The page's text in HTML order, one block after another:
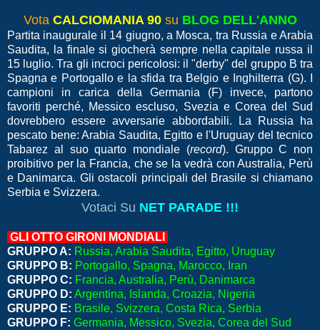
Vota CALCIOMANIA 90 su BLOG DELL'ANNO
Partita inaugurale il 14 giugno, a Mosca, tra Russia e Arabia
Saudita, la finale si giocherà sempre nella capitale russa il
15 luglio. Tra gli incroci pericolosi: il "derby" del gruppo B tra
Spagna e Portogallo e la sfida tra Belgio e Inghilterra (G). I
campioni in carica della Germania (F) invece, partono
favoriti perché, Messico escluso, Svezia e Corea del Sud
dovrebbero essere avversarie abbordabili. La Russia ha
pescato bene: Arabia Saudita, Egitto e l'Uruguay del tecnico
Tabarez al suo quarto mondiale (record). Gruppo C non
proibitivo per la Francia, che se la vedrà con Australia, Perù
e Danimarca. Gli ostacoli principali del Brasile si chiamano
Serbia e Svizzera.
Votaci Su NET PARADE !!!
GLI OTTO GIRONI MONDIALI
GRUPPO A: Russia, Arabia Saudita, Egitto, Uruguay
GRUPPO B: Portogallo, Spagna, Marocco, Iran
GRUPPO C: Francia, Australia, Perù, Danimarca
GRUPPO D: Argentina, Islanda, Croazia, Nigeria
GRUPPO E: Brasile, Svizzera, Costa Rica, Serbia
GRUPPO F: Germania, Messico, Svezia, Corea del Sud